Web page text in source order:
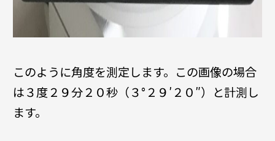
このように角度を測定します。この画像の場合
は３度２９分２０秒（３°２９′２０″）と計測し
ます。